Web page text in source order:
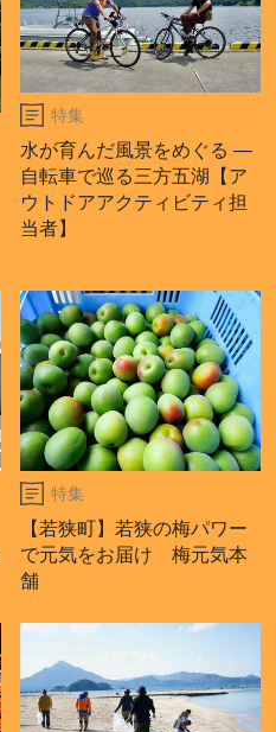
特集
水が育んだ風景をめぐる ―
自転車で巡る三方五湖【ア
ウトドアアクティビティ担
当者】
特集
【若狭町】若狭の梅パワー
で元気をお届け 梅元気本
舗